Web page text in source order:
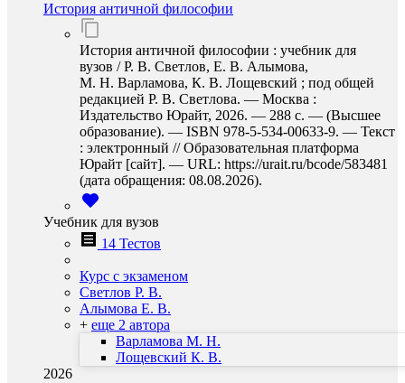
История античной философии
История античной философии : учебник для
вузов / Р. В. Светлов, Е. В. Алымова,
М. Н. Варламова, К. В. Лощевский ; под общей
редакцией Р. В. Светлова. — Москва :
Издательство Юрайт, 2026. — 288 с. — (Высшее
образование). — ISBN 978-5-534-00633-9. — Текст
: электронный // Образовательная платформа
Юрайт [сайт]. — URL: https://urait.ru/bcode/583481
(дата обращения: 08.08.2026).
Учебник для вузов
14 Тестов
Курс с экзаменом
Светлов Р. В.
Алымова Е. В.
+ еще 2 автора
Варламова М. Н.
Лощевский К. В.
2026